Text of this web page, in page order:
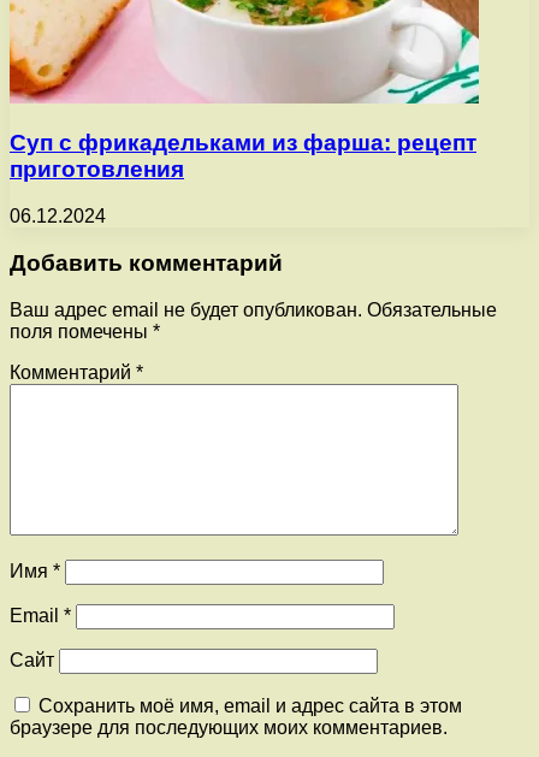
Суп с фрикадельками из фарша: рецепт
приготовления
06.12.2024
Добавить комментарий
Ваш адрес email не будет опубликован. Обязательные
поля помечены *
Комментарий *
Имя *
Email *
Сайт
Сохранить моё имя, email и адрес сайта в этом
браузере для последующих моих комментариев.